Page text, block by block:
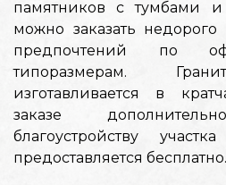
памятников с тумбами
можно заказать
предпочтений по
типоразмерам.
изготавливается в
заказе
благоустройству
предоставляется бесплатно.